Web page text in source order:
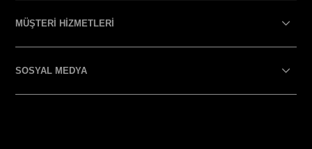
MÜŞTERİ HİZMETLERİ
SOSYAL MEDYA